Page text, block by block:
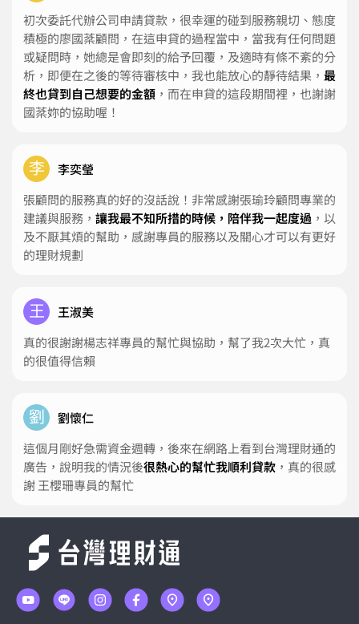
初次委託代辦公司申請貸款，很幸運的碰到服務親切、態度
積極的廖國棻顧問，在這申貸的過程當中，當我有任何問題
或疑問時，她總是會即刻的給予回覆，及適時有條不紊的分
析，即便在之後的等待審核中，我也能放心的靜待結果， 最
終也貸到自己想要的金額 ，而在申貸的這段期間裡，也謝謝
國棻妳的協助喔！
李
李奕瑩
張顧問的服務真的好的沒話說！非常感謝張瑜玲顧問專業的
建議與服務， 讓我最不知所措的時候，陪伴我一起度過 ，以
及不厭其煩的幫助，感謝專員的服務以及關心才可以有更好
的理財規劃
王
王淑美
真的很謝謝楊志祥專員的幫忙與協助，幫了我2次大忙，真
的很值得信賴
劉
劉懷仁
這個月剛好急需資金週轉，後來在網路上看到台灣理財通的
廣告，說明我的情況後很熱心的幫忙我順利貸款 ，真的很感
謝 王櫻珊專員的幫忙